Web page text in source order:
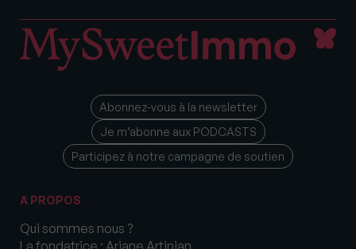
Abonnez-vous à la newsletter
Je m’abonne aux PODCASTS
Participez à notre campagne de soutien
A PROPOS
Qui sommes nous ?
La fondatrice : Ariane Artinian